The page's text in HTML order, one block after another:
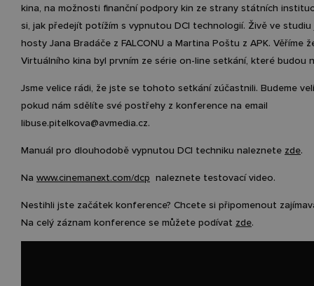
kina, na možnosti finanční podpory kin ze strany státních
si, jak předejít potížím s vypnutou DCI technologií. Živě ve
hosty Jana Bradáče z FALCONU a Martina Poštu z APK. Věříme
Virtuálního kina byl prvním ze série on-line setkání, které budou
Jsme velice rádi, že jste se tohoto setkání zúčastnili. Budeme
pokud nám sdělíte své postřehy z konference na email
libuse.pitelkova@avmedia.cz.
Manuál pro dlouhodobě vypnutou DCI techniku naleznete zde.
Na www.cinemanext.com/dcp naleznete testovací video.
Nestihli jste začátek konference? Chcete si připomenout
Na celý záznam konference se můžete podívat zde.